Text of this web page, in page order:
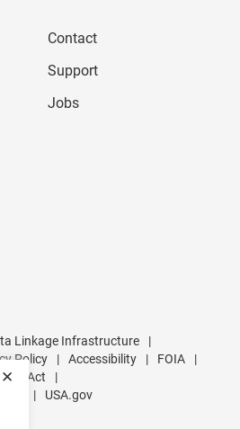
✕
Contact
Support
Jobs
Linkage Infrastructure
|
Policy
| Accessibility | FOIA
|
Act
|
| USA.gov